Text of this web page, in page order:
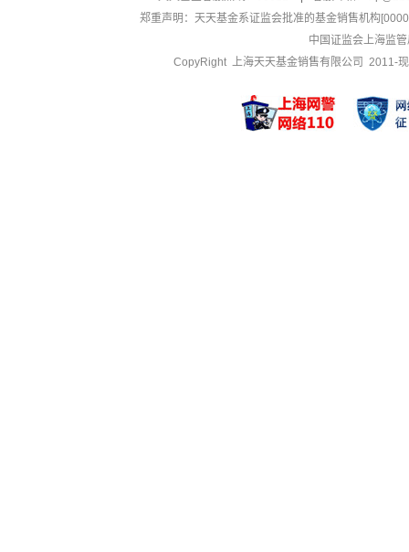
郑重声明：天天基金系证监会批准的基金销售机构
中国证监会上海监
CopyRight 上海天天基金销售有限公司 2011-